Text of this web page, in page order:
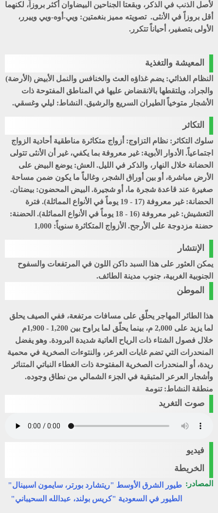
لأصل الذنب في الذكر، وبقعتا الجناحين البيضاوان أكثر بروزاً، لكنهما
أقل بروزاً في الأنثى. تصويته مميز بنغمتين: ويي-أوه-ويي وييرر،
الأولى بتصفير، أحياناً تتكرر.
المعيشة والتغذية
النظام الغذائي: يضم غذاؤه العث والخنافس والنمل الأبيض (الأرضة)
والجراد، ويلتقطها بالانقضاض عليها في المناطق المفتوحة ذات
الأشجار متوخياً الطيران السريع والرشيق. النشاط: ليلي وغسقي.
التكاثر
سلوك التكاثر: نظام التزاوج: أزواج متكاثرة مناطقية أحادية الزواج
اجتماعياً. الأدوار الأبوية: غير معروفة بما يكفي، غير أن الأنثى تتولى
الحضانة خلال النهار، والذكر في الليل. العش: يوضع البيض على
الأرض مباشرة، أو بين أوراق الشجر، وغالباً ما يكون ضمن مساحة
صغيرة عند قاعدة شجرة ما، أو شجيرة. البيض المحضون: بيضتان.
الحضانة: غير معروفة (17 - 19 يوماً في الأنواع المماثلة). فترة
التعشيش: غير معروفة (16 - 18 يوماً في الأنواع المماثلة). الحضنة:
حضنة مزدوجة على الأرجح. الأزواج المتكاثرة سنوياً: 1,000
الإنتشار
يمكن العثور على هذا السبد داكن اللون في المرتفعات والسفوح
الجنوبية الغربية، جنوب مدينة الطائف.
الموطن
هذا الطائر المهاجر يحلّق على مسافات مرتفعة، ففي الصيف يحلق
لما يزيد على 2,000 م، بينما يحلّق لما يراوح بين 1,200 - 1,900م
خلال فصول الشتاء ذات الرياح العاتية شديدة البرودة. وهو يفضل
المنحدرات التي تضم غابات العرعر، والنتوءات الصخرية في محمية
ريدة، أو المنحدرات الصخرية المفتوحة ذات الغطاء النباتي المتناثر
وأشجار العرعر المتبقية في الجزء الشمالي من نطاق وجوده.
منطقة النشاط: تنومة
صوت التغريد
فيديو
الخريطة
المصادر: طيور الشرق الأوسط "ريتشارد بورتر، سايمون اسبينال"
الطيور في السعودية "كريس بولند، عبدالله السحيباني"